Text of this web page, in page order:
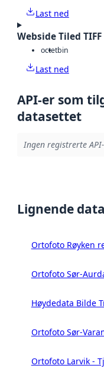
Last ned
Webside Tiled TIFF
octetbin
Last ned
API-er som
datasettet
Ingen registrerte
Lignende
Ortofoto Røyken
Ortofoto Sør-
Høydedata Bilde
Ortofoto Sør-
Ortofoto Larvik -